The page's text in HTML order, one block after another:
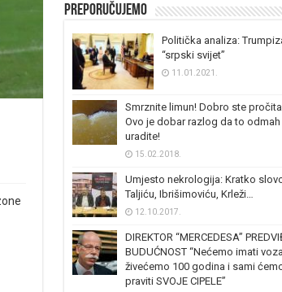
Preporučujemo
Politička analiza:
“srpski svijet”
11.01.2021.
Smrznite limun! Dobro ste
Ovo je dobar razlog da to odmah
uradite!
15.02.2018.
Umjesto nekrologija: Kratko
Taljiću, Ibrišimoviću, Krleži…
12.10.2017.
DIREKTOR “MERCEDESA”
BUDUĆNOST “Nećemo imati
živećemo 100 godina i sami
praviti SVOJE CIPELE”